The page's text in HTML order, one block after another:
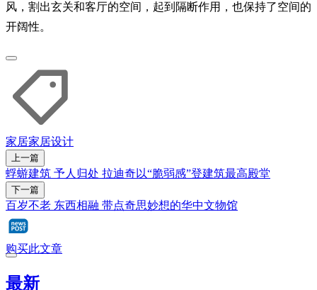
风，割出玄关和客厅的空间，起到隔断作用，也保持了空间的
开阔性。
家居家居设计
上一篇
蜉蝣建筑 予人归处 拉迪奇以“脆弱感”登建筑最高殿堂
下一篇
百岁不老 东西相融 带点奇思妙想的华中文物馆
购买此文章
最新